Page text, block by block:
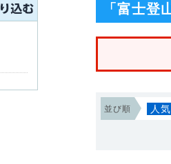
「富士
並び順 人